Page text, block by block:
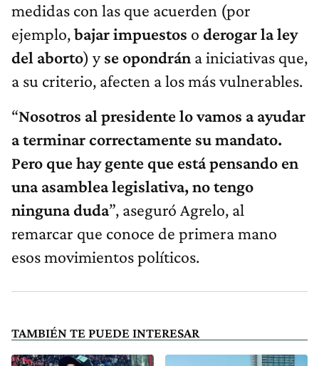
medidas con las que acuerden (por
ejemplo,bajar impuestos o derogar la ley
del aborto) yse opondrán a iniciativas que,
a su criterio, afecten a los más vulnerables.
“Nosotros al presidente lo vamos a ayudar
a terminar correctamente su mandato.
Pero que hay gente que está pensando en
una asamblea legislativa, no tengo
ninguna duda”, aseguró Agrelo, al
remarcar que conoce de primera mano
esos movimientos políticos.
TAMBIÉN TE PUEDE INTERESAR